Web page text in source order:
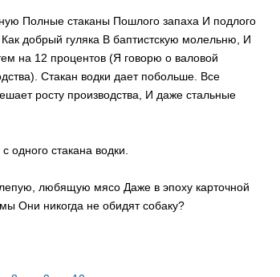
Полные стаканы Пошлого запаха И подлого
Как добрый гуляка В баптистскую молельню, И
на 12 процентов (Я говорю о валовой
Стакан водки дает побольше. Все
росту производства, И даже стальные
стакана водки.
любящую мясо Даже в эпоху карточной
Они никогда не обидят собаку?